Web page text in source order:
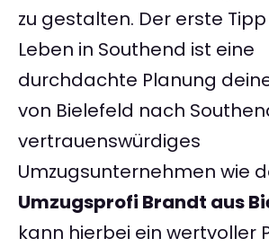
zu gestalten. Der erste
Leben in Southend ist eine
durchdachte Planung
von Bielefeld nach
vertrauenswürdiges
Umzugsunternehmen wie
Umzugsprofi Brandt aus
kann hierbei ein wertvoller